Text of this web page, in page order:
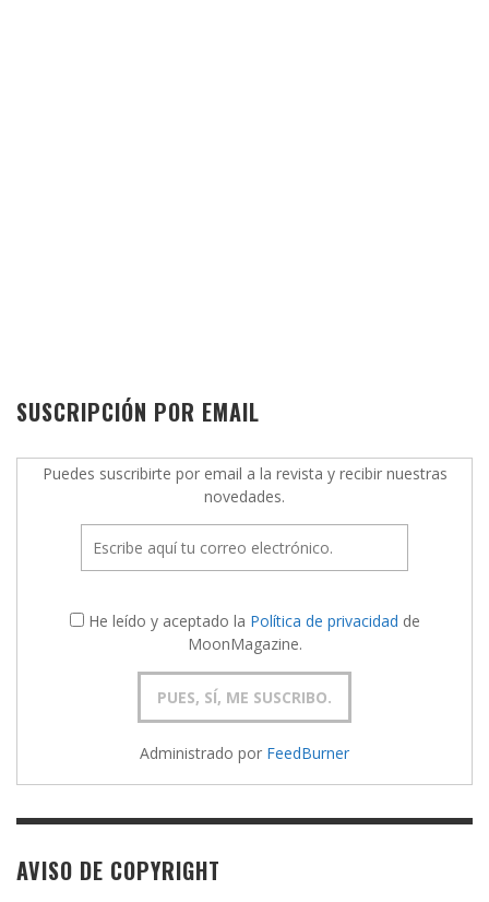
SUSCRIPCIÓN POR EMAIL
Puedes suscribirte por email a la revista y recibir nuestras
novedades.
He leído y aceptado la Política de privacidad de
MoonMagazine.
Administrado por FeedBurner
AVISO DE COPYRIGHT